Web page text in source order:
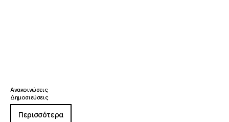
Ανακοινώσεις
Δημοσιεύσεις
Περισσότερα